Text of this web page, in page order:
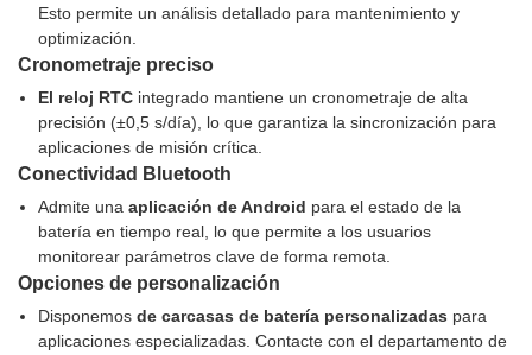
Esto permite un análisis detallado para mantenimiento y
optimización.
Cronometraje preciso
El reloj RTCintegrado mantiene un cronometraje de alta
precisión (±0,5 s/día), lo que garantiza la sincronización para
aplicaciones de misión crítica.
Conectividad Bluetooth
Admite una aplicación de Android para el estado de la
batería en tiempo real, lo que permite a los usuarios
monitorear parámetros clave de forma remota.
Opciones de personalización
Disponemos de carcasas de batería personalizadas para
aplicaciones especializadas. Contacte con el departamento de